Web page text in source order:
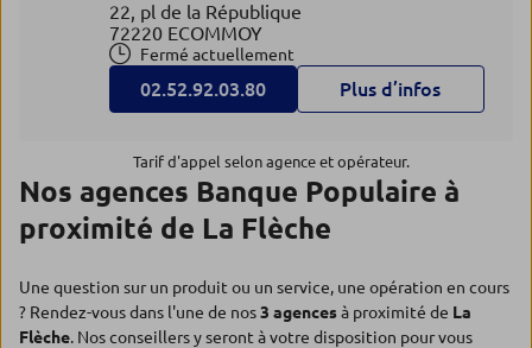
22, pl de la République
72220 ECOMMOY
Fermé actuellement
02.52.92.03.80 Plus d’infos
Tarif d'appel selon agence et opérateur.
Nos agences Banque Populaire à
proximité de La Flèche
Une question sur un produit ou un service, une opération en cours
? Rendez-vous dans l'une de nos3 agencesà proximité de La
Flèche. Nos conseillers y seront à votre disposition pour vous